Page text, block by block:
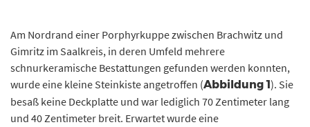
Am Nordrand einer Porphyrkuppe zwischen Brachwitz und
Gimritz im Saalkreis, in deren Umfeld mehrere
schnurkeramische Bestattungen gefunden werden konnten,
wurde eine kleine Steinkiste angetroffen (Abbildung 1 ). Sie
besaß keine Deckplatte und war lediglich 70 Zentimeter lang
und 40 Zentimeter breit. Erwartet wurde eine